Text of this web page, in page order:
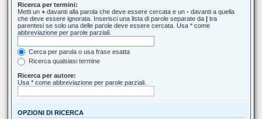
Ricerca per termini:
Metti un + davanti alla parola che deve essere cercata e un - davanti a quella
che deve essere ignorata. Inserisci una lista di parole separate da | tra
parentesi se solo una delle parole deve essere cercata. Usa * come
abbreviazione per parole parziali.
Cerca per parola o usa frase esatta
Ricerca qualsiasi termine
Ricerca per autore:
Usa * come abbreviazione per parole parziali.
OPZIONI DI RICERCA